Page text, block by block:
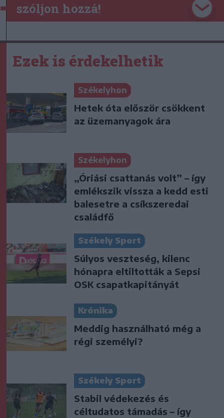
szóljon hozzá!
Ezek is érdekelhetik
Székelyhon
Hetek óta először csökkent
az üzemanyagok ára
Székelyhon
„Óriási csattanás volt” – így
emlékszik vissza a kedd esti
balesetre a csíkszeredai
családfő
Székely Sport
Súlyos veszteség, kilenc
hónapra eltiltották a Sepsi
OSK csapatkapitányát
Krónika
Meddig használható még a
régi személyi?
Székely Sport
Stabil védekezés és
céltudatos támadás – így